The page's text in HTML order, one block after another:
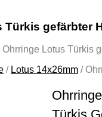
Türkis gefärbter
Ohrringe Lotus Türkis
/ Lotus 14x26mm /